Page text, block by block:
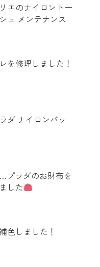
エのナイロントー
ュ メンテナンス
を修理しました！
ダ ナイロンバッ
プラダのお財布を
した
色しました！